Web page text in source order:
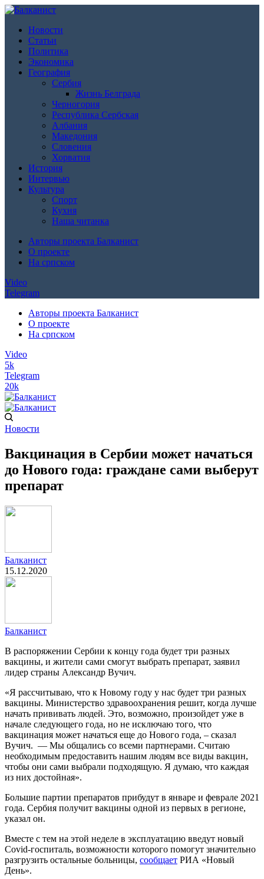
Новости
Статьи
Политика
Экономика
География
Сербия
Жизнь Белграда
Черногория
Республика Сербская
Албания
Македония
Словения
Хорватия
История
Интервью
Культура
Спорт
Кухня
Наша читанка
Авторы проекта Балканист
О проекте
На српском
Video
Telegram
Авторы проекта Балканист
О проекте
На српском
Video
5k
Telegram
20k
Новости
Вакцинация в Сербии может начаться
до Нового года: граждане сами выберут
препарат
Балканист
15.12.2020
Балканист
В распоряжении Сербии к концу года будет три разных
вакцины, и жители сами смогут выбрать препарат, заявил
лидер страны Александр Вучич.
«Я рассчитываю, что к Новому году у нас будет три разных
вакцины. Министерство здравоохранения решит, когда лучше
начать прививать людей. Это, возможно, произойдет уже в
начале следующего года, но не исключаю того, что
вакцинация может начаться еще до Нового года, – сказал
Вучич. — Мы общались со всеми партнерами. Считаю
необходимым предоставить нашим людям все виды вакцин,
чтобы они сами выбрали подходящую. Я думаю, что каждая
из них достойная».
Большие партии препаратов прибудут в январе и феврале 2021
года. Сербия получит вакцины одной из первых в регионе,
указал он.
Вместе с тем на этой неделе в эксплуатацию введут новый
Covid-госпиталь, возможности которого помогут значительно
разгрузить остальные больницы, сообщает РИА «Новый
День».